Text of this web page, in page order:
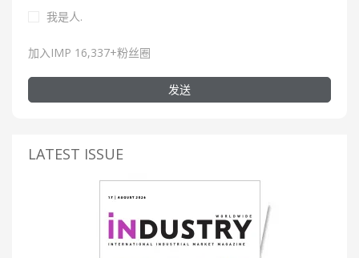
我是人.
加入IMP 16,337+粉丝圈
发送
LATEST ISSUE